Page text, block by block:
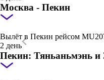
Москва - Пекин
Вылёт в Пекин рейсом
2 день
Пекин: Тяньаньмэнь и